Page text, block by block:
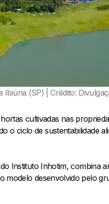
Ibiúna (SP) | Crédito:
cultivadas nas
o ciclo de sustentabilidade
Instituto Inhotim, combina
modelo desenvolvido pelo